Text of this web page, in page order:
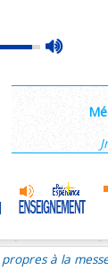
max
Saint François de
du
Missionnaire
6/6
du
du
propres à la